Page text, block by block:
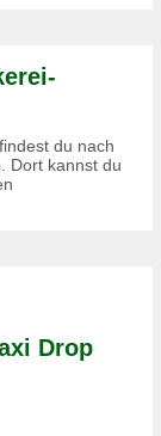
du nach
. Dort kannst du
Drop